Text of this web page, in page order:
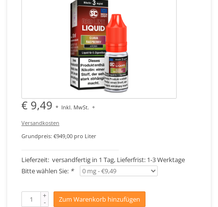
€ 9,49 * Inkl. MwSt. +
Versandkosten
Grundpreis: €949,00 pro Liter
Lieferzeit: versandfertig in 1 Tag, Lieferfrist: 1-3 Werktage
Bitte wählen Sie: *
+
- Zum Warenkorb hinzufügen